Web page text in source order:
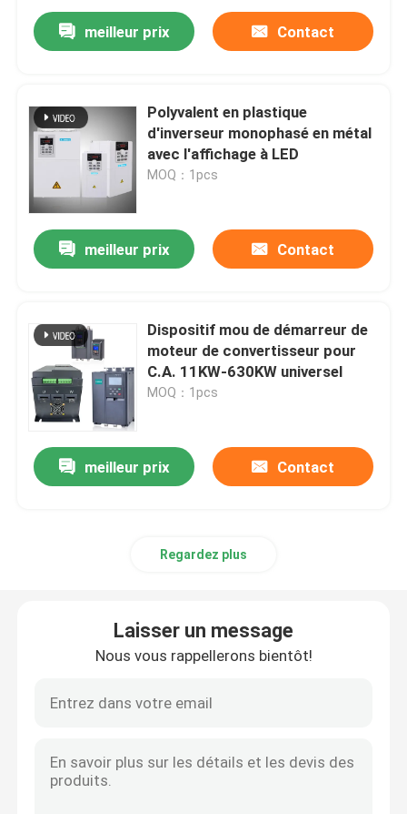
Aperçu
meilleur prix Contact
Polyvalent en plastique
d'inverseur monophasé en métal
avec l'affichage à LED
MOQ：1pcs
meilleur prix Contact
Dispositif mou de démarreur de
moteur de convertisseur pour
C.A. 11KW-630KW universel
MOQ：1pcs
meilleur prix Contact
Regardez plus
Laisser un message
Nous vous rappellerons bientôt!